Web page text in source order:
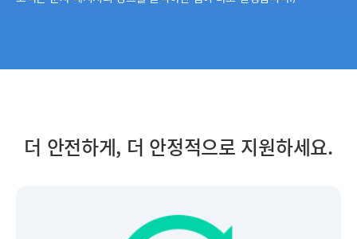
더 안전하게, 더 안정적으로 지원하세요.